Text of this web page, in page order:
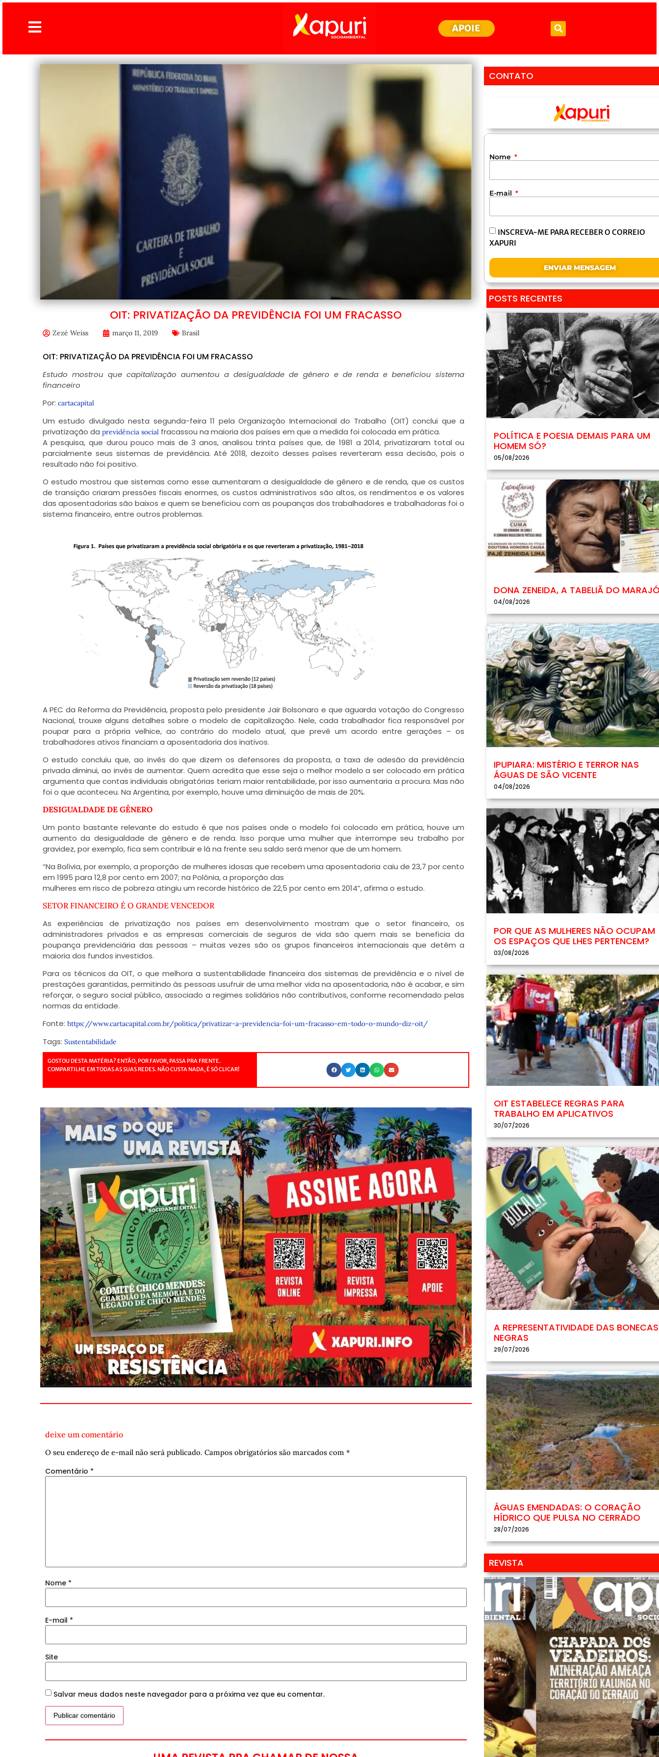
APOIE
OIT: PRIVATIZAÇÃO DA PREVIDÊNCIA FOI UM FRACASSO
Zezé Weiss março 11, 2019 Brasil
OIT: PRIVATIZAÇÃO DA PREVIDÊNCIA FOI UM FRACASSO
Estudo mostrou que capitalização aumentou a desigualdade de gênero e de renda e beneficiou sistema
financeiro
Por: cartacapital
Um estudo divulgado nesta segunda-feira 11 pela Organização Internacional do Trabalho (OIT) conclui que a
privatização da previdência socialfracassou na maioria dos países em que a medida foi colocada em prática.
A pesquisa, que durou pouco mais de 3 anos, analisou trinta países que, de 1981 a 2014, privatizaram total ou
parcialmente seus sistemas de previdência. Até 2018, dezoito desses países reverteram essa decisão, pois o
resultado não foi positivo.
O estudo mostrou que sistemas como esse aumentaram a desigualdade de gênero e de renda, que os custos
de transição criaram pressões fiscais enormes, os custos administrativos são altos, os rendimentos e os valores
das aposentadorias são baixos e quem se beneficiou com as poupanças dos trabalhadores e trabalhadoras foi o
sistema financeiro, entre outros problemas.
A PEC da Reforma da Previdência, proposta pelo presidente Jair Bolsonaro e que aguarda votação do Congresso
Nacional, trouxe alguns detalhes sobre o modelo de capitalização. Nele, cada trabalhador fica responsável por
poupar para a própria velhice, ao contrário do modelo atual, que prevê um acordo entre gerações – os
trabalhadores ativos financiam a aposentadoria dos inativos.
O estudo concluiu que, ao invés do que dizem os defensores da proposta, a taxa de adesão da previdência
privada diminui, ao invés de aumentar. Quem acredita que esse seja o melhor modelo a ser colocado em prática
argumenta que contas individuais obrigatórias teriam maior rentabilidade, por isso aumentaria a procura. Mas não
foi o que aconteceu. Na Argentina, por exemplo, houve uma diminuição de mais de 20%.
DESIGUALDADE DE GÊNERO
Um ponto bastante relevante do estudo é que nos países onde o modelo foi colocado em prática, houve um
aumento da desigualdade de gênero e de renda. Isso porque uma mulher que interrompe seu trabalho por
gravidez, por exemplo, fica sem contribuir e lá na frente seu saldo será menor que de um homem.
“Na Bolívia, por exemplo, a proporção de mulheres idosas que recebem uma aposentadoria caiu de 23,7 por cento
em 1995 para 12,8 por cento em 2007; na Polônia, a proporção das
mulheres em risco de pobreza atingiu um recorde histórico de 22,5 por cento em 2014”, afirma o estudo.
SETOR FINANCEIRO É O GRANDE VENCEDOR
As experiências de privatização nos países em desenvolvimento mostram que o setor financeiro, os
administradores privados e as empresas comerciais de seguros de vida são quem mais se beneficia da
poupança previdenciária das pessoas – muitas vezes são os grupos financeiros internacionais que detêm a
maioria dos fundos investidos.
Para os técnicos da OIT, o que melhora a sustentabilidade financeira dos sistemas de previdência e o nível de
prestações garantidas, permitindo às pessoas usufruir de uma melhor vida na aposentadoria, não é acabar, e sim
reforçar, o seguro social público, associado a regimes solidários não contributivos, conforme recomendado pelas
normas da entidade.
Fonte: https://www.cartacapital.com.br/politica/privatizar-a-previdencia-foi-um-fracasso-em-todo-o-mundo-diz-oit/
Tags: Sustentabilidade
GOSTOU DESTA MATÉRIA? ENTÃO, POR FAVOR, PASSA PRA FRENTE.
COMPARTILHE EM TODAS AS SUAS REDES. NÃO CUSTA NADA, É SÓ CLICAR!
deixe um comentário
O seu endereço de e-mail não será publicado. Campos obrigatórios são marcados com *
Comentário *
Nome *
E-mail *
Site
Salvar meus dados neste navegador para a próxima vez que eu comentar.
CONTATO
Nome
E-mail
INSCREVA-ME PARA RECEBER O CORREIO
XAPURI
ENVIAR MENSAGEM
POSTS RECENTES
POLÍTICA E POESIA DEMAIS PARA UM
HOMEM SÓ?
05/08/2026
DONA ZENEIDA, A TABELIÃ DO
04/08/2026
IPUPIARA: MISTÉRIO E TERROR NAS
ÁGUAS DE SÃO VICENTE
04/08/2026
POR QUE AS MULHERES NÃO OCUPAM
OS ESPAÇOS QUE LHES PERTENCEM?
03/08/2026
OIT ESTABELECE REGRAS PARA
TRABALHO EM APLICATIVOS
30/07/2026
A REPRESENTATIVIDADE DAS BONECAS
NEGRAS
29/07/2026
ÁGUAS EMENDADAS: O CORAÇÃO
HÍDRICO QUE PULSA NO CERRADO
28/07/2026
REVISTA